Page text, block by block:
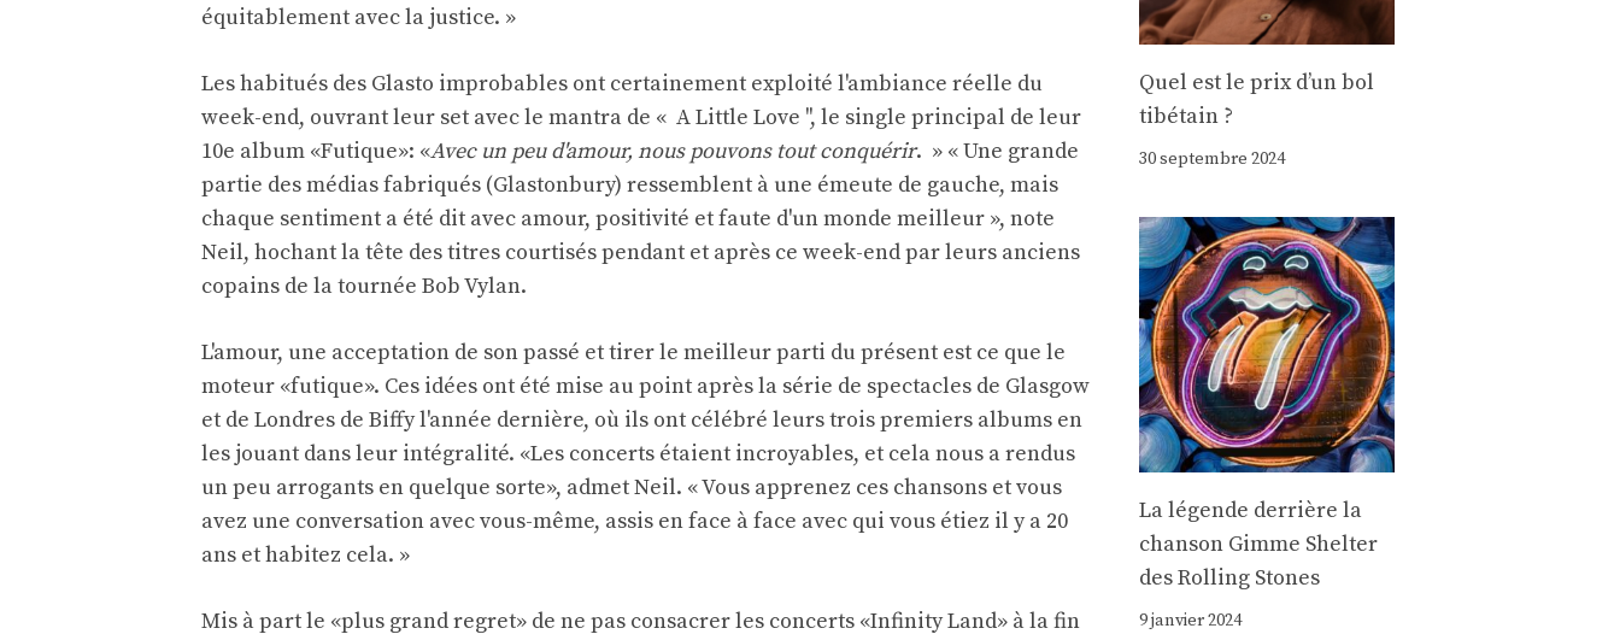
équitablement avec la justice. »
Les habitués des Glasto improbables ont certainement exploité l'ambiance réelle du
week-end, ouvrant leur set avec le mantra de « A Little Love '', le single principal de leur
10e album «Futique»: «Avec un peu d'amour, nous pouvons tout conquérir. » « Une grande
partie des médias fabriqués (Glastonbury) ressemblent à une émeute de gauche, mais
chaque sentiment a été dit avec amour, positivité et faute d'un monde meilleur », note
Neil, hochant la tête des titres courtisés pendant et après ce week-end par leurs anciens
copains de la tournée Bob Vylan.
L'amour, une acceptation de son passé et tirer le meilleur parti du présent est ce que le
moteur «futique». Ces idées ont été mise au point après la série de spectacles de Glasgow
et de Londres de Biffy l'année dernière, où ils ont célébré leurs trois premiers albums en
les jouant dans leur intégralité. «Les concerts étaient incroyables, et cela nous a rendus
un peu arrogants en quelque sorte», admet Neil. « Vous apprenez ces chansons et vous
avez une conversation avec vous-même, assis en face à face avec qui vous étiez il y a 20
ans et habitez cela. »
Mis à part le «plus grand regret» de ne pas consacrer les concerts «Infinity Land» à la fin
Quel est le prix d’un bol
tibétain ?
30 septembre 2024
La légende derrière la
chanson Gimme Shelter
des Rolling Stones
9 janvier 2024